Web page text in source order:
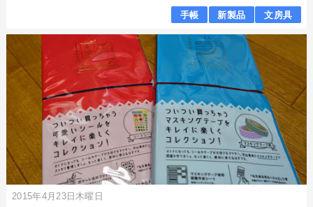
手帳 新製品 文房具
2015年4月23日木曜日